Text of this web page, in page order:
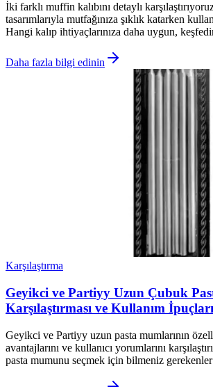
İki farklı muffin kalıbını detaylı
tasarımlarıyla mutfağınıza şıklık katarken
Hangi kalıp ihtiyaçlarınıza daha uygun,
Daha fazla bilgi edinin
Karşılaştırma
Geyikci ve Partiyy Uzun Çubuk
Karşılaştırması ve Kullanım İpuçları
Geyikci ve Partiyy uzun pasta mumlarının
avantajlarını ve kullanıcı yorumlarını
pasta mumunu seçmek için bilmeniz